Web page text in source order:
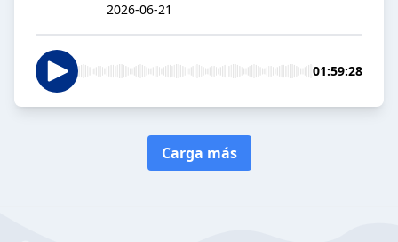
2026-06-21
01:59:28
Carga más